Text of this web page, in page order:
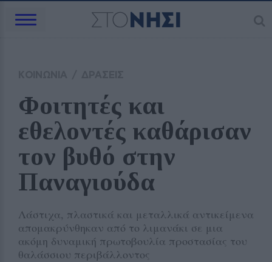
Φοιτητές και
εθελοντές καθάρισαν
τον βυθό στην
Παναγιούδα
Λάστιχα, πλαστικά και μεταλλικά αντικείμενα
απομακρύνθηκαν από το λιμανάκι σε μια
ακόμη δυναμική πρωτοβουλία προστασίας του
θαλάσσιου περιβάλλοντος